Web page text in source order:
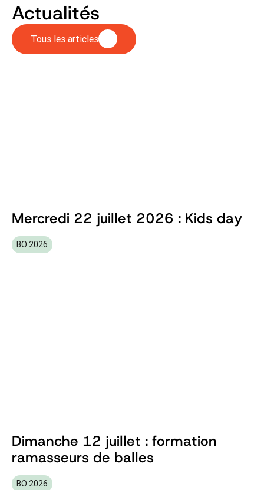
Actualités
Tous les articles
Mercredi 22 juillet 2026 : Kids day
BO 2026
Dimanche 12 juillet : formation
ramasseurs de balles
BO 2026